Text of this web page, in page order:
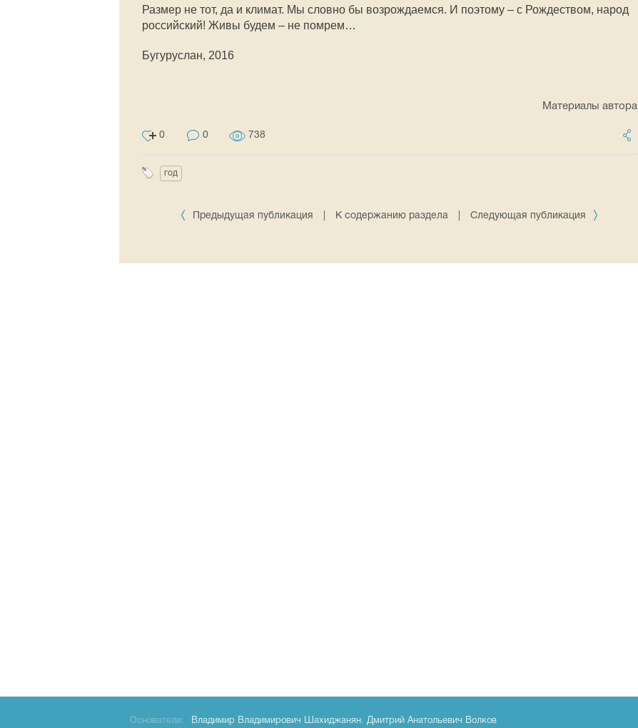
Размер не тот, да и климат. Мы словно бы возрождаемся. И поэтому – с Рождеством, народ
российский! Живы будем – не помрем…
Бугуруслан, 2016
Материалы автора
0 0 738
год
Предыдущая публикация К содержанию раздела Следующая публикация
Основатели: Владимир Владимирович Шахиджанян, Дмитрий Анатольевич Волков